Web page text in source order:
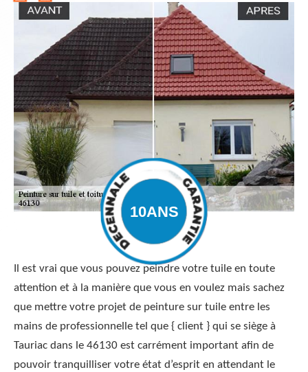
Il est vrai que vous pouvez peindre votre tuile en toute
attention et à la manière que vous en voulez mais sachez
que mettre votre projet de peinture sur tuile entre les
mains de professionnelle tel que { client } qui se siège à
Tauriac dans le 46130 est carrément important afin de
pouvoir tranquilliser votre état d’esprit en attendant le